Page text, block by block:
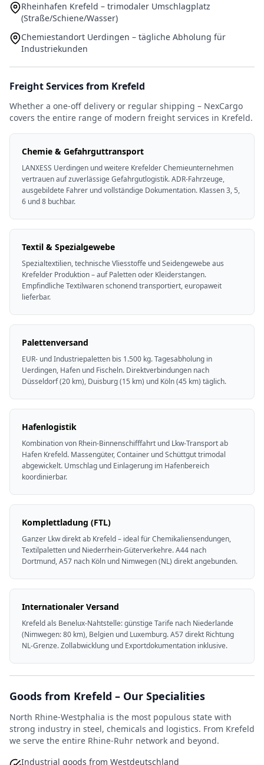
Rheinhafen Krefeld – trimodaler Umschlagplatz
(Straße/Schiene/Wasser)
Chemiestandort Uerdingen – tägliche Abholung für
Industriekunden
Freight Services from Krefeld
Whether a one-off delivery or regular shipping – NexCargo
covers the entire range of modern freight services in Krefeld.
Chemie & Gefahrguttransport
LANXESS Uerdingen und weitere Krefelder Chemieunternehmen
vertrauen auf zuverlässige Gefahrgutlogistik. ADR-Fahrzeuge,
ausgebildete Fahrer und vollständige Dokumentation. Klassen 3, 5,
6 und 8 buchbar.
Textil & Spezialgewebe
Spezialtextilien, technische Vliesstoffe und Seidengewebe aus
Krefelder Produktion – auf Paletten oder Kleiderstangen.
Empfindliche Textilwaren schonend transportiert, europaweit
lieferbar.
Palettenversand
EUR- und Industriepaletten bis 1.500 kg. Tagesabholung in
Uerdingen, Hafen und Fischeln. Direktverbindungen nach
Düsseldorf (20 km), Duisburg (15 km) und Köln (45 km) täglich.
Hafenlogistik
Kombination von Rhein-Binnenschifffahrt und Lkw-Transport ab
Hafen Krefeld. Massengüter, Container und Schüttgut trimodal
abgewickelt. Umschlag und Einlagerung im Hafenbereich
koordinierbar.
Komplettladung (FTL)
Ganzer Lkw direkt ab Krefeld – ideal für Chemikaliensendungen,
Textilpaletten und Niederrhein-Güterverkehre. A44 nach
Dortmund, A57 nach Köln und Nimwegen (NL) direkt angebunden.
Internationaler Versand
Krefeld als Benelux-Nahtstelle: günstige Tarife nach Niederlande
(Nimwegen: 80 km), Belgien und Luxemburg. A57 direkt Richtung
NL-Grenze. Zollabwicklung und Exportdokumentation inklusive.
Goods from Krefeld – Our Specialities
North Rhine-Westphalia is the most populous state with
strong industry in steel, chemicals and logistics. From Krefeld
we serve the entire Rhine-Ruhr network and beyond.
Industrial goods from Westdeutschland